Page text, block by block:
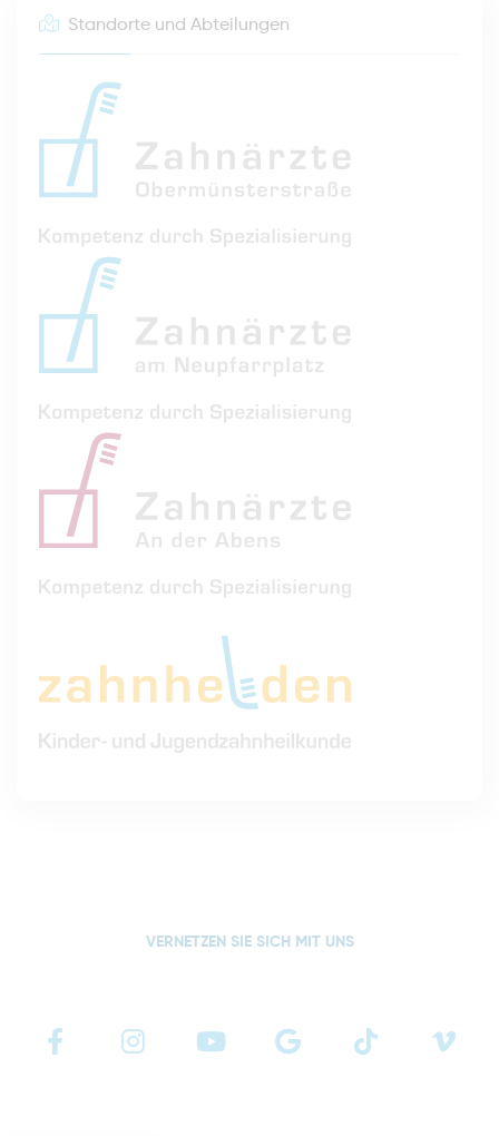
Standorte und Abteilungen
VERNETZEN SIE SICH MIT UNS